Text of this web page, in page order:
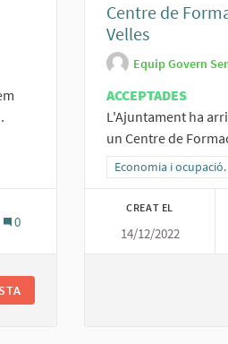
Formació continua
0
Centre de
Velles
Equip Govern
ACCEPTADES
L'Ajuntament ha
un Centre de
Resultats al filtrar
Economia i
CREAT EL
14/12/2022